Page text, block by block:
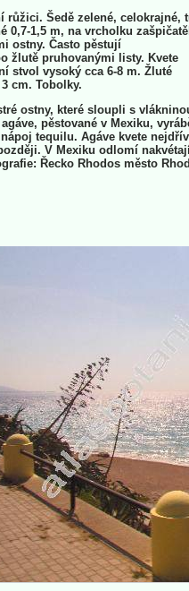
růžici. Šedě zelené, celokrajné,
0,7-1,5 m, na vrcholku
ostny. Často pěstují
žlutě pruhovanými listy. Kvete
stvol vysoký cca 6-8 m. Žluté
cm. Tobolky.
ostny, které sloupli s
pěstované v Mexiku,
tequilu. Agáve kvete
V Mexiku odlomí
Řecko Rhodos město